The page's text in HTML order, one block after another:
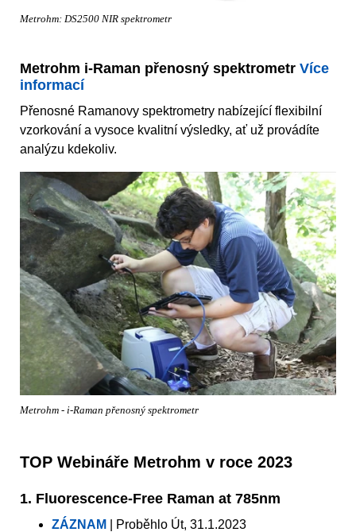
Metrohm: DS2500 NIR spektrometr
Metrohm i-Raman přenosný spektrometr Více
informací
Přenosné Ramanovy spektrometry nabízející flexibilní
vzorkování a vysoce kvalitní výsledky, ať už provádíte
analýzu kdekoliv.
Metrohm - i-Raman přenosný spektrometr
TOP Webináře Metrohm v roce 2023
1. Fluorescence-Free Raman at 785nm
ZÁZNAM | Proběhlo Út, 31.1.2023